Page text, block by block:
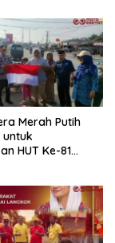
Merah Putih
HUT Ke-81